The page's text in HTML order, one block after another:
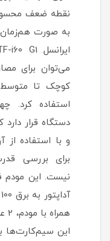
به صورت
می‌توان برای
دستگاه قرار
و با استفاده از
برای بررسی
نیست. این مودم